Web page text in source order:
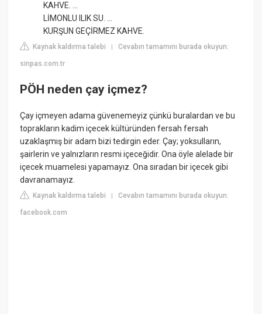
KAHVE. ...
LİMONLU ILIK SU. ...
KURŞUN GEÇİRMEZ KAHVE.
Kaynak kaldırma talebi |Cevabın tamamını burada okuyun:
sinpas.com.tr
PÖH neden çay içmez?
Çay içmeyen adama güvenemeyiz çünkü buralardan ve bu
toprakların kadim içecek kültüründen fersah fersah
uzaklaşmış bir adam bizi tedirgin eder. Çay; yoksulların,
şairlerin ve yalnızların resmi içeceğidir. Ona öyle alelade bir
içecek muamelesi yapamayız. Ona sıradan bir içecek gibi
davranamayız.
Kaynak kaldırma talebi |Cevabın tamamını burada okuyun:
facebook.com